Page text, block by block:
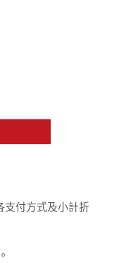
支付方式及小計折